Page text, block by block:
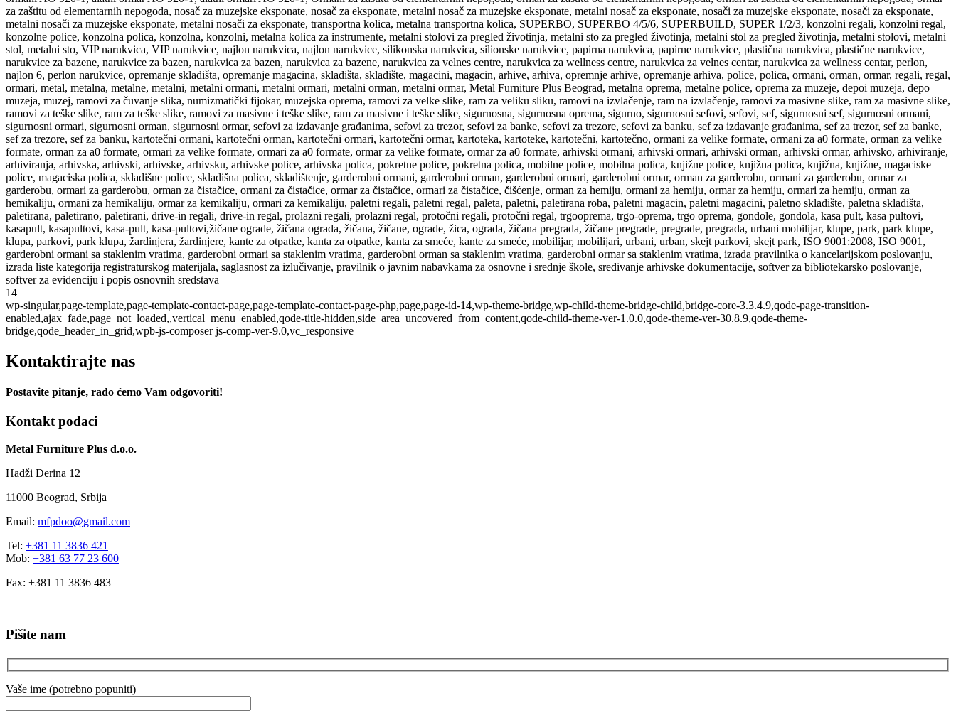
za zaštitu od elementarnih nepogoda, nosač za muzejske eksponate, nosač za eksponate, metalni nosač za muzejske eksponate, metalni nosač za eksponate, nosači za muzejske eksponate, nosači za eksponate,
metalni nosači za muzejske eksponate, metalni nosači za eksponate, transportna kolica, metalna transportna kolica, SUPERBO, SUPERBO 4/5/6, SUPERBUILD, SUPER 1/2/3, konzolni regali, konzolni regal,
konzolne police, konzolna polica, konzolna, konzolni, metalna kolica za instrumente, metalni stolovi za pregled životinja, metalni sto za pregled životinja, metalni stol za pregled životinja, metalni stolovi, metalni
stol, metalni sto, VIP narukvica, VIP narukvice, najlon narukvica, najlon narukvice, silikonska narukvica, silionske narukvice, papirna narukvica, papirne narukvice, plastična narukvica, plastične narukvice,
narukvice za bazene, narukvice za bazen, narukvica za bazen, narukvica za bazene, narukvica za velnes centre, narukvica za wellness centre, narukvica za velnes centar, narukvica za wellness centar, perlon,
najlon 6, perlon narukvice, opremanje skladišta, opremanje magacina, skladišta, skladište, magacini, magacin, arhive, arhiva, opremnje arhive, opremanje arhiva, police, polica, ormani, orman, ormar, regali, regal,
ormari, metal, metalna, metalne, metalni, metalni ormani, metalni ormari, metalni orman, metalni ormar, Metal Furniture Plus Beograd, metalna oprema, metalne police, oprema za muzeje, depoi muzeja, depo
muzeja, muzej, ramovi za čuvanje slika, numizmatički fijokar, muzejska oprema, ramovi za velke slike, ram za veliku sliku, ramovi na izvlačenje, ram na izvlačenje, ramovi za masivne slike, ram za masivne slike,
ramovi za teške slike, ram za teške slike, ramovi za masivne i teške slike, ram za masivne i teške slike, sigurnosna, sigurnosna oprema, sigurno, sigurnosni sefovi, sefovi, sef, sigurnosni sef, sigurnosni ormani,
sigurnosni ormari, sigurnosni orman, sigurnosni ormar, sefovi za izdavanje građanima, sefovi za trezor, sefovi za banke, sefovi za trezore, sefovi za banku, sef za izdavanje građanima, sef za trezor, sef za banke,
sef za trezore, sef za banku, kartotečni ormani, kartotečni orman, kartotečni ormari, kartotečni ormar, kartoteka, kartoteke, kartotečni, kartotečno, ormani za velike formate, ormani za a0 formate, orman za velike
formate, orman za a0 formate, ormari za velike formate, ormari za a0 formate, ormar za velike formate, ormar za a0 formate, arhivski ormani, arhivski ormari, arhivski orman, arhivski ormar, arhivsko, arhiviranje,
arhiviranja, arhivska, arhivski, arhivske, arhivsku, arhivske police, arhivska polica, pokretne police, pokretna polica, mobilne police, mobilna polica, knjižne police, knjižna polica, knjižna, knjižne, magaciske
police, magaciska polica, skladišne police, skladišna polica, skladištenje, garderobni ormani, garderobni orman, garderobni ormari, garderobni ormar, orman za garderobu, ormani za garderobu, ormar za
garderobu, ormari za garderobu, orman za čistačice, ormani za čistačice, ormar za čistačice, ormari za čistačice, čišćenje, orman za hemiju, ormani za hemiju, ormar za hemiju, ormari za hemiju, orman za
hemikaliju, ormani za hemikaliju, ormar za kemikaliju, ormari za kemikaliju, paletni regali, paletni regal, paleta, paletni, paletirana roba, paletni magacin, paletni magacini, paletno skladište, paletna skladišta,
paletirana, paletirano, paletirani, drive-in regali, drive-in regal, prolazni regali, prolazni regal, protočni regali, protočni regal, trgooprema, trgo-oprema, trgo oprema, gondole, gondola, kasa pult, kasa pultovi,
kasapult, kasapultovi, kasa-pult, kasa-pultovi,žičane ograde, žičana ograda, žičana, žičane, ograde, žica, ograda, žičana pregrada, žičane pregrade, pregrade, pregrada, urbani mobilijar, klupe, park, park klupe,
klupa, parkovi, park klupa, žardinjera, žardinjere, kante za otpatke, kanta za otpatke, kanta za smeće, kante za smeće, mobilijar, mobilijari, urbani, urban, skejt parkovi, skejt park, ISO 9001:2008, ISO 9001,
garderobni ormani sa staklenim vratima, garderobni ormari sa staklenim vratima, garderobni orman sa staklenim vratima, garderobni ormar sa staklenim vratima, izrada pravilnika o kancelarijskom poslovanju,
izrada liste kategorija registraturskog materijala, saglasnost za izlučivanje, pravilnik o javnim nabavkama za osnovne i srednje škole, sređivanje arhivske dokumentacije, softver za bibliotekarsko poslovanje,
softver za evidenciju i popis osnovnih sredstava
14
wp-singular,page-template,page-template-contact-page,page-template-contact-page-php,page,page-id-14,wp-theme-bridge,wp-child-theme-bridge-child,bridge-core-3.3.4.9,qode-page-transition-
enabled,ajax_fade,page_not_loaded,,vertical_menu_enabled,qode-title-hidden,side_area_uncovered_from_content,qode-child-theme-ver-1.0.0,qode-theme-ver-30.8.9,qode-theme-
bridge,qode_header_in_grid,wpb-js-composer js-comp-ver-9.0,vc_responsive
Kontaktirajte nas
Postavite pitanje, rado ćemo Vam odgovoriti!
Kontakt podaci
Metal Furniture Plus d.o.o.
Hadži Đerina 12
11000 Beograd, Srbija
Email: mfpdoo@gmail.com
Tel: +381 11 3836 421
Mob: +381 63 77 23 600
Fax: +381 11 3836 483
Pišite nam
Vaše ime (potrebno popuniti)